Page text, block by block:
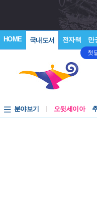
HOME 국내도서 전자책 만
첫
분야보기 오뒷세이아